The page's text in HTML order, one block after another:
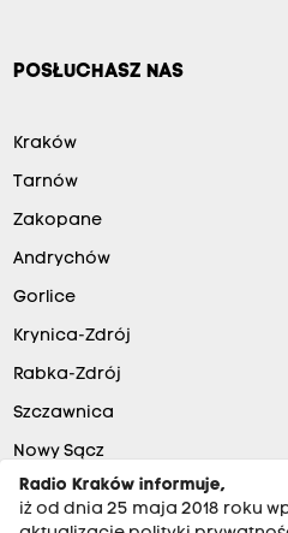
POSŁUCHASZ NAS
Kraków
Tarnów
Zakopane
Andrychów
Gorlice
Krynica-Zdrój
Rabka-Zdrój
Szczawnica
Nowy Sącz
Radio Kraków informuje,
iż od dnia 25 maja 2018 roku